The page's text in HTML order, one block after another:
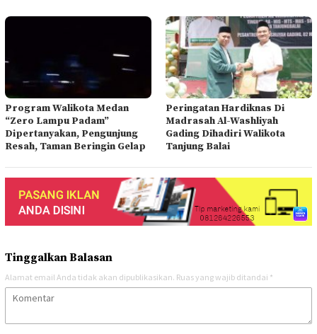
Program Walikota Medan
“Zero Lampu Padam”
Dipertanyakan, Pengunjung
Resah, Taman Beringin Gelap
Peringatan Hardiknas Di
Madrasah Al-Washliyah
Gading Dihadiri Walikota
Tanjung Balai
Tinggalkan Balasan
Alamat email Anda tidak akan dipublikasikan. Ruas yang wajib ditandai *